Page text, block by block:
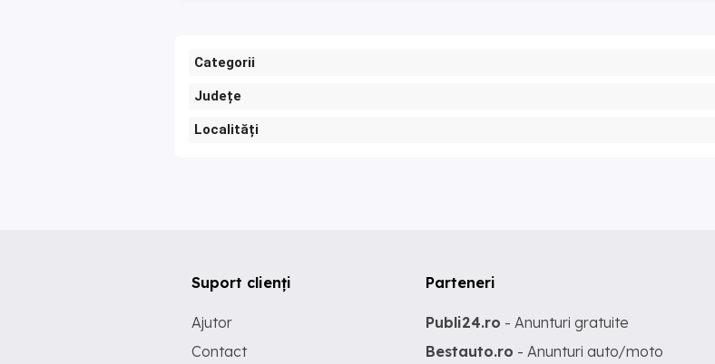
Categorii
Județe
Localități
Suport clienți
Ajutor
Contact
Parteneri
Publi24.ro - Anunturi gratuite
Bestauto.ro - Anunturi auto/moto